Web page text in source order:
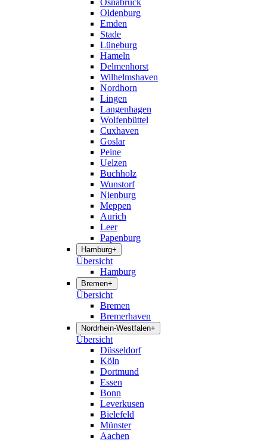
Oldenburg
Emden
Stade
Lüneburg
Hameln
Delmenhorst
Wilhelmshaven
Nordhorn
Lingen
Langenhagen
Wolfenbüttel
Cuxhaven
Goslar
Peine
Uelzen
Buchholz
Wunstorf
Nienburg
Meppen
Aurich
Leer
Papenburg
Hamburg+
Übersicht
Hamburg
Bremen+
Übersicht
Bremen
Bremerhaven
Nordrhein-Westfalen+
Übersicht
Düsseldorf
Köln
Dortmund
Essen
Bonn
Leverkusen
Bielefeld
Münster
Aachen